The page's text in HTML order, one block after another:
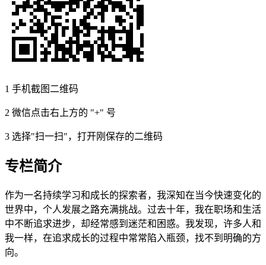
1 手机截图二维码
2 微信点击右上方的 "+" 号
3 选择"扫一扫"，打开刚保存的二维码
专栏简介
作为一名持续学习和成长的探索者，我深知在当今快速变化的
世界中，个人发展之路充满挑战。过去十年，我在职场和生活
中不断追求进步，却经常感到迷茫和困惑。我发现，许多人和
我一样，在追求成长的过程中常常陷入瓶颈，找不到明确的方
向。